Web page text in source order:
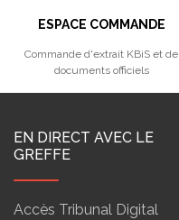
ESPACE COMMANDE
Commande d'extrait KBiS et de
documents officiels
EN DIRECT AVEC LE
GREFFE
Accès Tribunal Digital